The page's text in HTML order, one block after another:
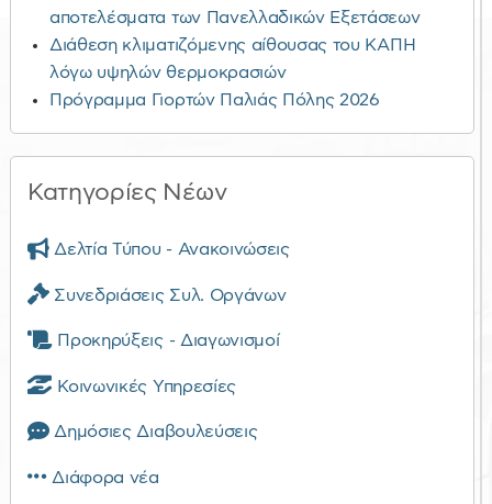
αποτελέσματα των Πανελλαδικών Εξετάσεων
Διάθεση κλιματιζόμενης αίθουσας του ΚΑΠΗ
λόγω υψηλών θερμοκρασιών
Πρόγραμμα Γιορτών Παλιάς Πόλης 2026
Κατηγορίες Νέων
Δελτία Τύπου - Ανακοινώσεις
Συνεδριάσεις Συλ. Οργάνων
Προκηρύξεις - Διαγωνισμοί
Κοινωνικές Υπηρεσίες
Δημόσιες Διαβουλεύσεις
Διάφορα νέα